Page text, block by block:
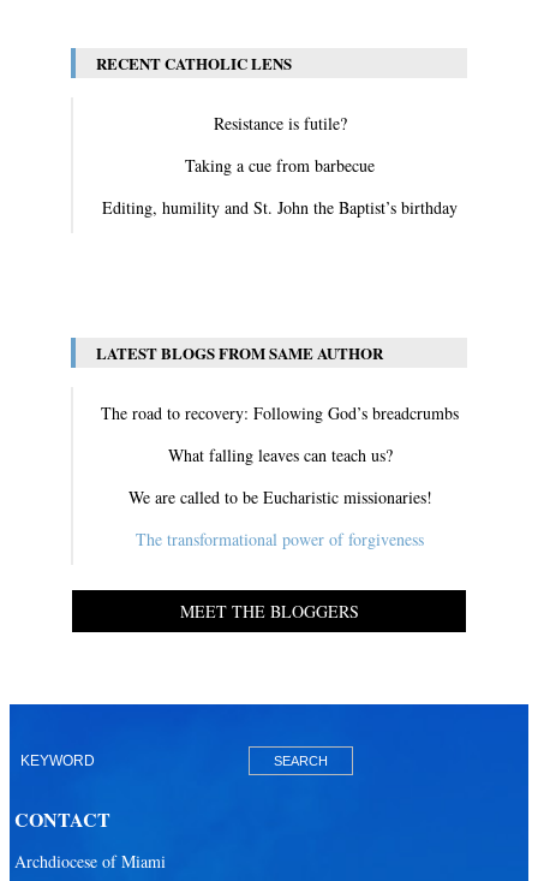
RECENT CATHOLIC LENS
Resistance is futile?
Taking a cue from barbecue
Editing, humility and St. John the Baptist’s birthday
LATEST BLOGS FROM SAME AUTHOR
The road to recovery: Following God’s breadcrumbs
What falling leaves can teach us?
We are called to be Eucharistic missionaries!
The transformational power of forgiveness
MEET THE BLOGGERS
CONTACT
Archdiocese of Miami